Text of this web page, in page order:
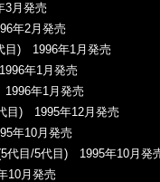
月発売
年2月発売
目) 1996年1月発売
年1月発売
年1月発売
目) 1995年12月発売
年10月発売
代目/5代目) 1995年10月発
10月発売